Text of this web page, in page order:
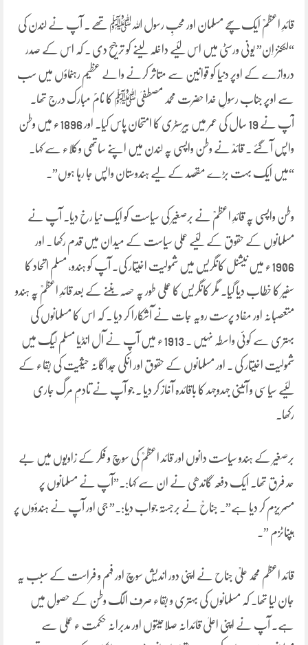
قائدِ اعظمؒ ایک سچے مسلمان اور محبِ رسول اللہﷺ تھے ۔ آپ نے لندن کی
“لنکنز اِن” یونی ورسٹی میں اس لئیے داخلہ لینے کو ترجیح دی ۔ کہ اس کے صدر
دروازے کے اوپر دنیا کو قوانین سے متاثر کرنے والے عظیم رہنماؤں میں سب
سے اوپر جناب رسولِ خدا حضرت محمد مصطفیٰﷺ کا نامؐ مبارک درج تھا۔
آپ نے 19 سال کی عمر میں بیرسٹری کا امتحان پاس کیا۔ اور 1896ء میں وطن
واپس آ گئے ۔ قائدؒ نے وطن واپسی پہ لندن میں اپنے ساتھی وکلاء سے کہا۔
“میں ایک بہت بڑے مقصد کے لیے ہندوستان واپس جا رہا ہوں”۔
وطن واپسی پہ قائدِ اعظمؒ نے برصغیر کی سیاست کو ایک نیا رخ دیا۔ آپ نے
مسلمانوں کے حقوق کے لئیے عملی سیاست کے میدان میں قدم رکھا ۔ اور
1906ء میں نیشنل کانگریس میں شمولیت اخیتار کی۔ آپ کو ہندو، مسلم اتحاد کا
سفیر کا خطاب دیا گیا۔ مگر کانگریس کا عملی طور پہ حصہ بننے کے بعد قائدِ اعظمؒ پہ ہندو
متعصبانہ اور مفاد پرست رویہ جات نے آشکارا کر دیا ۔ کہ اس کا مسلمانوں کی
بہتری سے کوئی واسطہ نہیں ۔ 1913ء میں آپ نے آل انڈیا مسلم لیگ میں
شمولیت اخیتار کی ۔ اور مسلمانوں کے حقوق اور انکی جُداگانہ حیثیت کی بقاء کے
لئیے سیاسی و آئینی جہدوجہد کا باقائدہ آغاز کر دیا ۔ جو آپ نے تادمِ مرگ جاری
رکھا۔
برصغیر کے ہندو سیاست دانوں اور قائد اعظمؒ کی سوچ و فکر کے زاویوں میں بے
حد فرق تھا۔ ایک دفعہ گاندھی نے ان سے کہا:۔”آپ نے مسلمانوں پر
مسمریزم کر دیا ہے”۔ جناحؒ نے برجستہ جواب دیا:۔” جی اور آپ نے ہندؤوں پر
ہپناٹزم ”۔
قائد اعظم محمد علیؒ جناح نے اپنی دور اندیش سوچ اور فہم و فراست کے سبب یہ
جان لیا تھا۔ کہ مسلمانوں کی بہتری و بقاء صرف الگ وطن کے حصول میں
ہے۔ آپ نے اپنی اعلیٰ قائدانہ صلاحیتوں اور مدبرانہ حکمت ء عملی سے